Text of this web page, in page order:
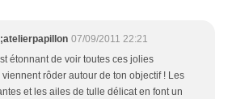
07/09/2011 22:21
étonnant de voir toutes ces jolies
rôder autour de ton objectif ! Les
et les ailes de tulle délicat en font un